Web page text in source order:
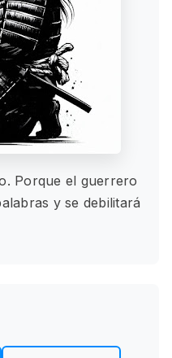
Porque el guerrero
y se debilitará